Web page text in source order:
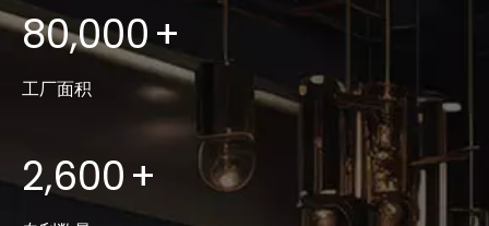
80,000+
工厂面积
2,600+